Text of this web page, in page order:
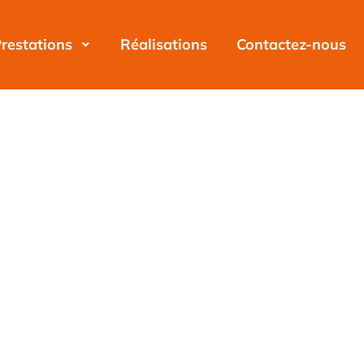
Réalisations Contactez-nous